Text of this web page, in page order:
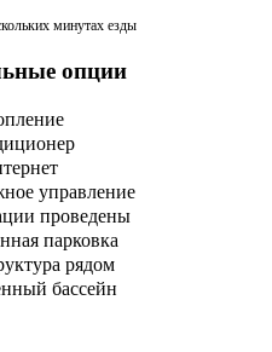
минутах езды
опции
управление
проведены
парковка
рядом
бассейн